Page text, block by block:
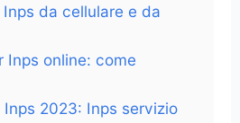
da cellulare e da
Inps online: come
Inps 2023: Inps servizio